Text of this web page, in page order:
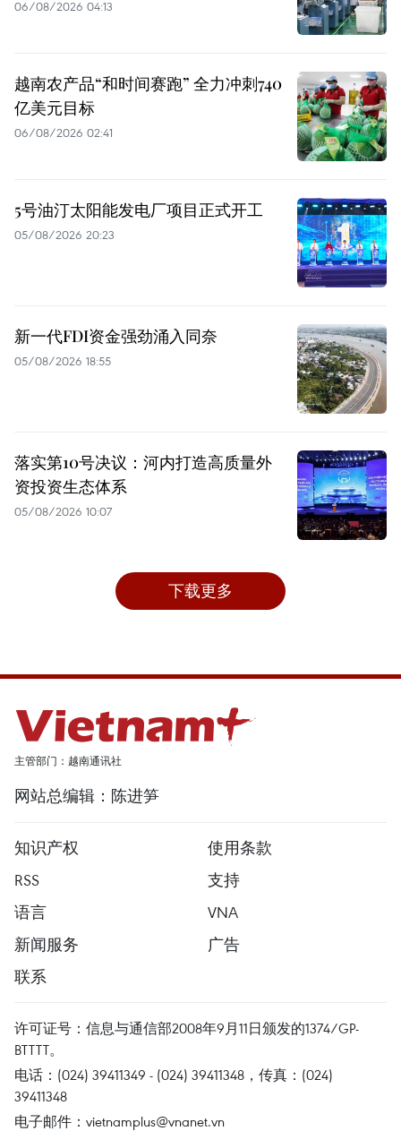
06/08/2026 04:13
越南农产品“和时间赛跑” 全力冲刺740
亿美元目标
06/08/2026 02:41
5号油汀太阳能发电厂项目正式开工
05/08/2026 20:23
新一代FDI资金强劲涌入同奈
05/08/2026 18:55
落实第10号决议：河内打造高质量外
资投资生态体系
05/08/2026 10:07
下载更多
主管部门：越南通讯社
网站总编辑：陈进笋
知识产权
使用条款
RSS
支持
语言
VNA
新闻服务
广告
联系
许可证号：信息与通信部2008年9月11日颁发的1374/GP-
BTTTT。
电话：(024) 39411349 - (024) 39411348，传真：(024)
39411348
电子邮件： vietnamplus@vnanet.vn